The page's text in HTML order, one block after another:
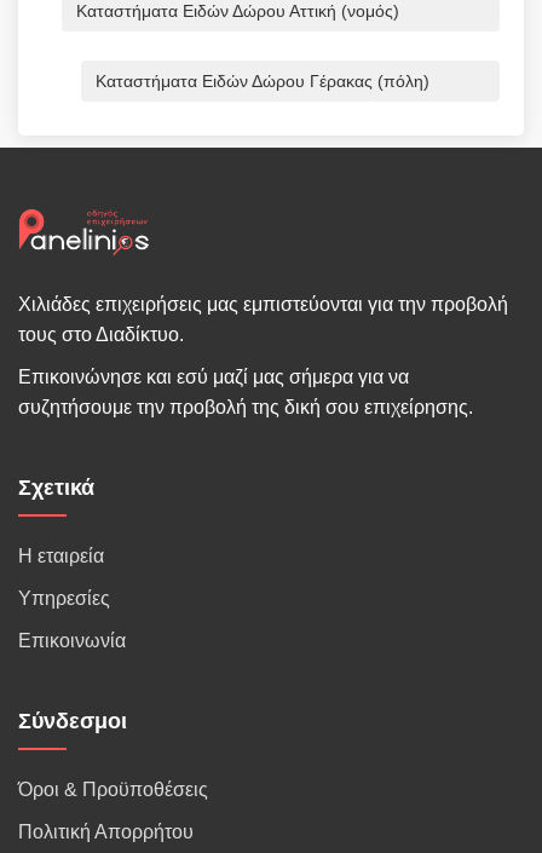
Καταστήματα Ειδών Δώρου Αττική (νομός)
Καταστήματα Ειδών Δώρου Γέρακας (πόλη)
Χιλιάδες επιχειρήσεις μας εμπιστεύονται για την προβολή
τους στο Διαδίκτυο.
Επικοινώνησε και εσύ μαζί μας σήμερα για να
συζητήσουμε την προβολή της δική σου επιχείρησης.
Σχετικά
Η εταιρεία
Υπηρεσίες
Επικοινωνία
Σύνδεσμοι
Όροι & Προϋποθέσεις
Πολιτική Απορρήτου